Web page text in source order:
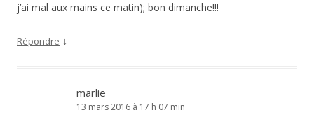
j’ai mal aux mains ce matin); bon dimanche!!!
Répondre ↓
marlie
13 mars 2016 à 17 h 07 min